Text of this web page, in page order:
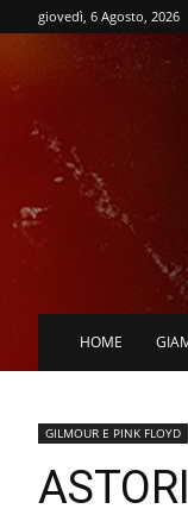
giovedì, 6 Agosto, 2026
HOME
GILMOUR E PINK FLOYD